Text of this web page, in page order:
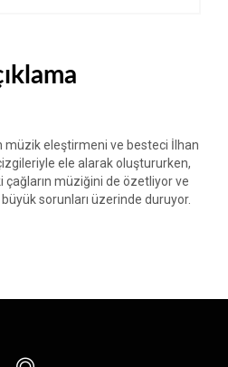
müzik eleştirmeni ve besteci İlhan
ele alarak oluştururken,
müziğini de özetliyor ve
sorunları üzerinde duruyor.